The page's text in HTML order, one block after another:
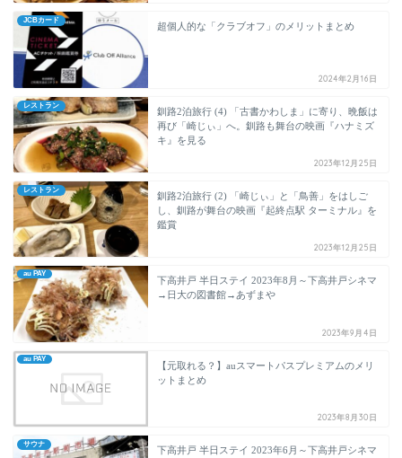
JCBカード
超個人的な「クラブオフ」のメリットまとめ
2024年2月16日
レストラン
釧路2泊旅行 (4) 「古書かわしま」に寄り、晩飯は
再び「崎じぃ」へ。釧路も舞台の映画『ハナミズ
キ』を見る
2023年12月25日
レストラン
釧路2泊旅行 (2) 「崎じぃ」と「鳥善」をはしご
し、釧路が舞台の映画『起終点駅 ターミナル』を
鑑賞
2023年12月25日
au PAY
下高井戸 半日ステイ 2023年8月～下高井戸シネマ
→日大の図書館→あずまや
2023年9月4日
au PAY
【元取れる？】auスマートパスプレミアムのメリ
ットまとめ
2023年8月30日
サウナ
下高井戸 半日ステイ 2023年6月～下高井戸シネマ